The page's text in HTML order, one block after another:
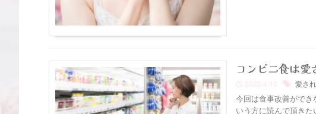
コンビニ食は愛
2022/4/10 愛さ
今回は食事改善がで
いう方に読んで頂き